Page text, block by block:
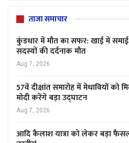
ताजा समाचार
कुंडधार में मौत का सफर: खाई में समाई
सदस्यों की दर्दनाक मौत
Aug 7, 2026
57वें दीक्षांत समारोह में मेधावियों को
मोदी करेंगे बड़ा उद्घाटन
Aug 7, 2026
आदि कैलाश यात्रा को लेकर बड़ा